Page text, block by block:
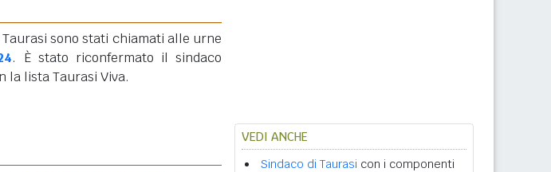
sono stati chiamati alle urne
. È stato riconfermato il sindaco
la lista Taurasi Viva.
VEDI ANCHE
Sindaco di Taurasi con i componenti